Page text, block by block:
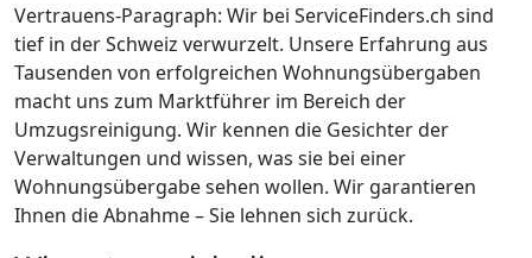
Vertrauens-Paragraph: Wir bei ServiceFinders.ch sind
tief in der Schweiz verwurzelt. Unsere Erfahrung aus
Tausenden von erfolgreichen Wohnungsübergaben
macht uns zum Marktführer im Bereich der
Umzugsreinigung. Wir kennen die Gesichter der
Verwaltungen und wissen, was sie bei einer
Wohnungsübergabe sehen wollen. Wir garantieren
Ihnen die Abnahme – Sie lehnen sich zurück.